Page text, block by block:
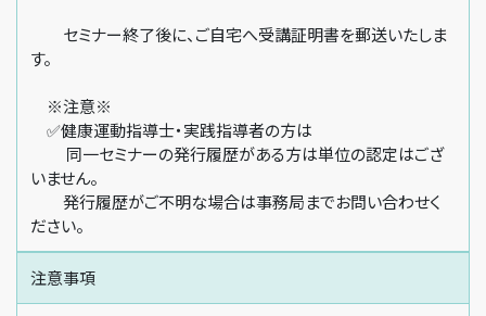
セミナー終了後に、ご自宅へ受講証明書を郵送いたしま
す。
※注意※
✅健康運動指導士・実践指導者の方は
同一セミナーの発行履歴がある方は単位の認定はござ
いません。
発行履歴がご不明な場合は事務局までお問い合わせく
ださい。
注意事項